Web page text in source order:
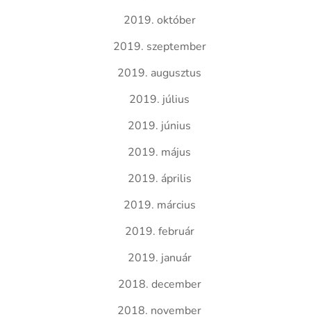
2019. október
2019. szeptember
2019. augusztus
2019. július
2019. június
2019. május
2019. április
2019. március
2019. február
2019. január
2018. december
2018. november